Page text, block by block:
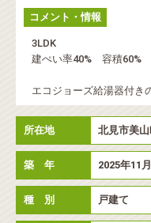
コメント・情報
3LDK
建ぺい率40% 容積60%
エコジョーズ給湯器付き
所在地 北見市美
築 年 2025年11月
種 別 戸建て